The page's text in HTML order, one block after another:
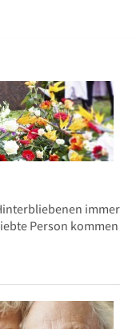
immer
Person kommen